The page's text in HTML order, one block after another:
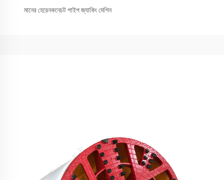
মানের হেরেনকনেচট পাইপ জ্যাকিং মেশিন